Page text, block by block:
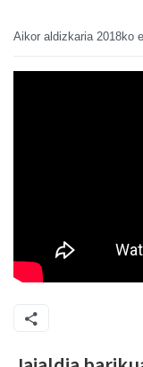
Aikor aldizkaria 2018ko